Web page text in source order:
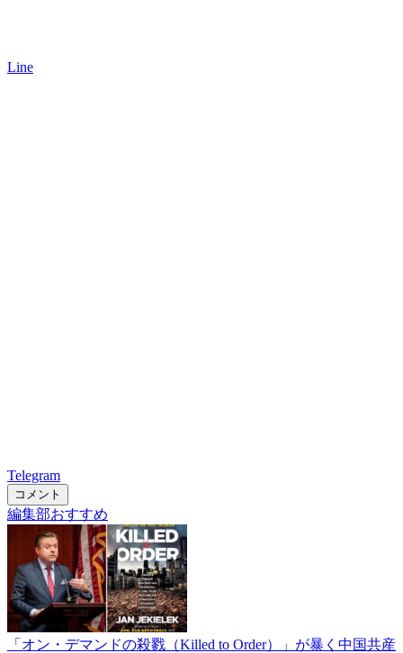
Line
Telegram
コメント
編集部おすすめ
「オン・デマンドの殺戮（Killed to Order）」が暴く中国共産